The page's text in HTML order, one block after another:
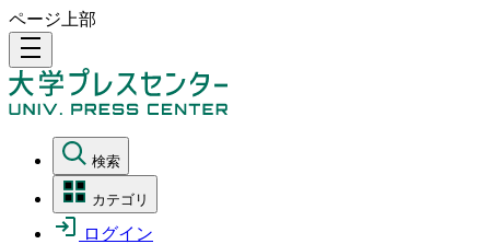
ページ上部
density_medium
検索
カテゴリ
ログイン